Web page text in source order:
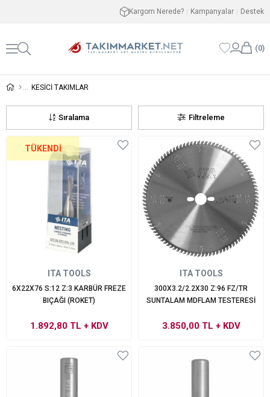
Kargom Nerede? Kampanyalar Destek
0
KESİCİ TAKIMLAR
Filtreleme
Sıralama
TÜKENDI
ITA TOOLS
6X22X76 S:12 Z:3 KARBÜR FREZE
BIÇAĞI (ROKET)
1.892,80 TL + KDV
ITA TOOLS
300X3.2/2.2X30 Z:96 FZ/TR
SUNTALAM MDFLAM TESTERESİ
3.850,00 TL + KDV